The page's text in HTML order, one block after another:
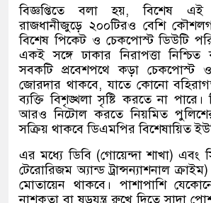
বিজ্ঞপ্তিতে বলা হয়,বিশেষ এই
রাজধানীজুড়ে ২০০টিরও বেশি
বিশেষ পিকেট ও চেকপোস্ট ডিউটি
একই সঙ্গে ঢাকার নিরাপত্তা
সবকটি প্রবেশপথে কড়া চেকপোস্ট ও
জোরদার থাকবে,যাতে কোনো
ব্যক্তি বিশৃঙ্খলা সৃষ্টি করতে না পারে।
আরও নিটোল করতে নিয়মিত পুলিশের
সক্রিয় থাকবে ডিএমপির বিশেষায়িত
এর মধ্যে ডিবি(গোয়েন্দা শাখা)এবং
টেরোরিজম অ্যান্ড ট্রান্সন্যাশনাল ক্রাইম
মোতায়েন থাকবে। পাশাপাশি
নাশকতা বা ষড়যন্ত্র রুখে দিতে সাদা